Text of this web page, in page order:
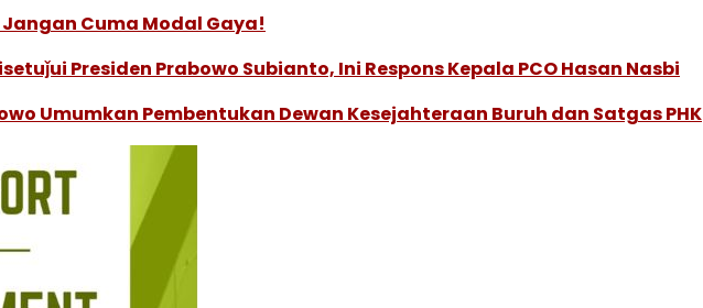
Jangan Cuma Modal Gaya!
Presiden Prabowo Subianto, Ini Respons Kepala PCO Hasan Nasbi
Umumkan Pembentukan Dewan Kesejahteraan Buruh dan Satgas PHK